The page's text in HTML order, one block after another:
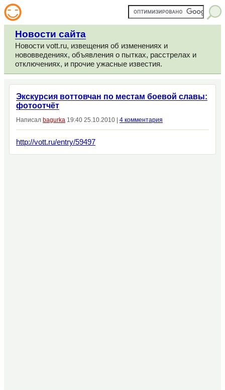
Новости сайта
Новости vott.ru, извещения об изменениях и
нововведениях, объявления о пытках, расстрелах и
отключениях, и прочие ужасные известия.
Экскурсия воттовчан по местам боевой славы:
фотоотчёт
Написал bagurka 19:40 25.10.2010 | 4 комментария
http://vott.ru/entry/59497